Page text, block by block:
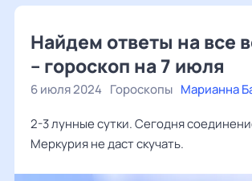
Найдем ответы на все
– гороскоп на 7 июля
6 июля 2024 Гороскопы Марианна
2-3 лунные сутки. Сегодня
Меркурия не даст скучать.